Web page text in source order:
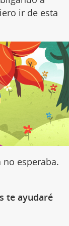
ir de esta
esperaba.
te ayudaré